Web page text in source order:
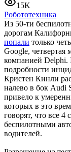
15K
Робототехника
Из 50-ти
дорогам
попали только
Google, четвертая
компанией Delphi.
подробности
Кристен Кинли
налево в бок Audi
привело к
которых в это
говорят, что все
беспилотными
водителей.